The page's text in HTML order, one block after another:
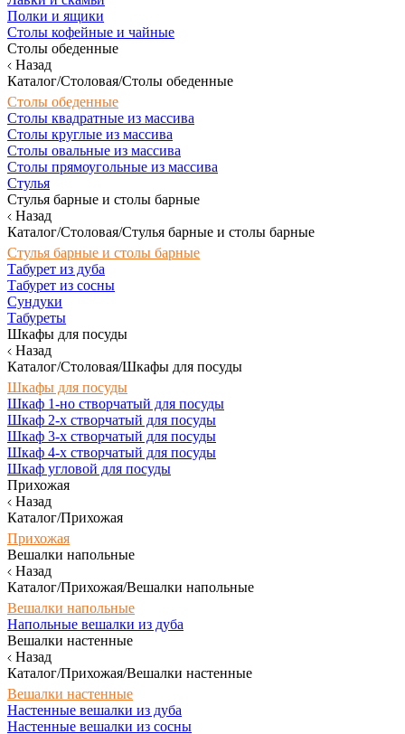
Полки и ящики
Столы кофейные и чайные
Столы обеденные
Назад
Каталог/Столовая/Столы обеденные
Столы обеденные
Столы квадратные из массива
Столы круглые из массива
Столы овальные из массива
Столы прямоугольные из массива
Стулья
Стулья барные и столы барные
Назад
Каталог/Столовая/Стулья барные и столы барные
Стулья барные и столы барные
Табурет из дуба
Табурет из сосны
Сундуки
Табуреты
Шкафы для посуды
Назад
Каталог/Столовая/Шкафы для посуды
Шкафы для посуды
Шкаф 1-но створчатый для посуды
Шкаф 2-х створчатый для посуды
Шкаф 3-х створчатый для посуды
Шкаф 4-х створчатый для посуды
Шкаф угловой для посуды
Прихожая
Назад
Каталог/Прихожая
Прихожая
Вешалки напольные
Назад
Каталог/Прихожая/Вешалки напольные
Вешалки напольные
Напольные вешалки из дуба
Вешалки настенные
Назад
Каталог/Прихожая/Вешалки настенные
Вешалки настенные
Настенные вешалки из дуба
Настенные вешалки из сосны